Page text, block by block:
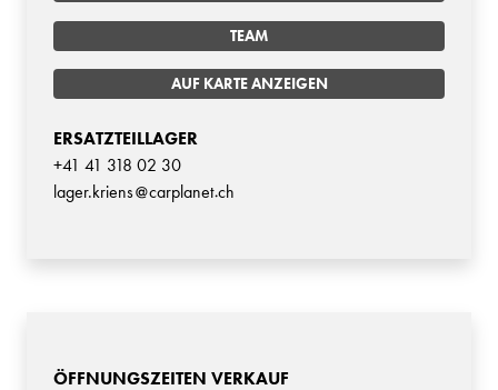
ÖFFNUNGSZEITEN VERKAUF
TEAM
AUF KARTE ANZEIGEN
ERSATZTEILLAGER
+41 41 318 02 30
lager.kriens
carplanetch